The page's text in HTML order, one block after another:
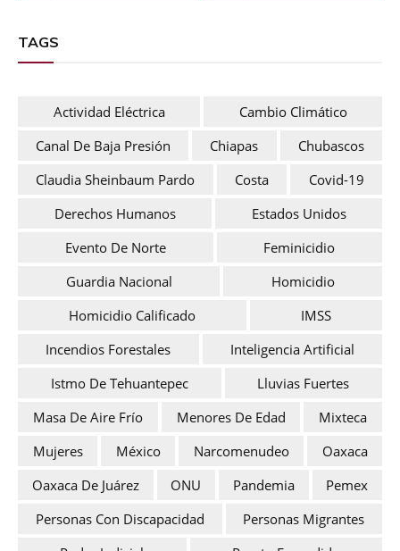
TAGS
Actividad Eléctrica
Cambio Climático
Canal De Baja Presión
Chiapas
Chubascos
Claudia Sheinbaum Pardo
Costa
Covid-19
Derechos Humanos
Estados Unidos
Evento De Norte
Feminicidio
Guardia Nacional
Homicidio
Homicidio Calificado
IMSS
Incendios Forestales
Inteligencia Artificial
Istmo De Tehuantepec
Lluvias Fuertes
Masa De Aire Frío
Menores De Edad
Mixteca
Mujeres
México Narcomenudeo
Oaxaca
Oaxaca De Juárez
ONU Pandemia
Pemex
Personas Con Discapacidad
Personas Migrantes